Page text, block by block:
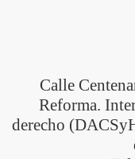
Calle
Reforma.
derecho